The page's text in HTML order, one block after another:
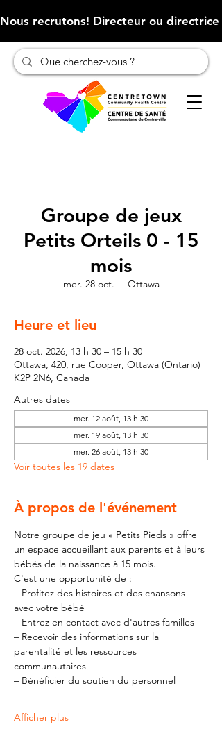
Nous recrutons! Directeur ou
Groupe de jeux
Petits Orteils 0 - 15
mois
mer. 28 oct.
  |
Ottawa
Heure et lieu
28 oct. 2026, 13 h 30 – 15 h 30
Ottawa, 420, rue Cooper, Ottawa (Ontario)
K2P 2N6, Canada
Autres dates
mer. 12 août, 13 h 30
mer. 19 août, 13 h 30
mer. 26 août, 13 h 30
Voir toutes les 19 dates
À propos de l'événement
Notre groupe de jeu « Petits Pieds » offre
un espace accueillant aux parents et à leurs
bébés de la naissance à 15 mois.
C'est une opportunité de :
– Profitez des histoires et des chansons
avec votre bébé
– Entrez en contact avec d'autres familles
– Recevoir des informations sur la
parentalité et les ressources
communautaires
– Bénéficier du soutien du personnel
Afficher plus